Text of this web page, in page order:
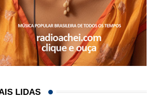
LIDAS